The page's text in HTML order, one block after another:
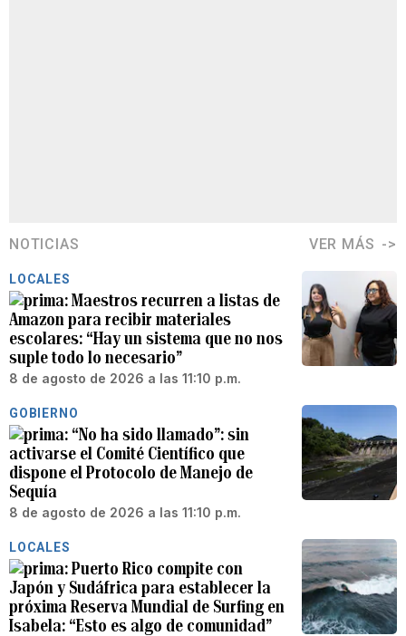
NOTICIAS VER MÁS
LOCALES
Maestros recurren a listas de
Amazon para recibir materiales
escolares: “Hay un sistema que no nos
suple todo lo necesario”
8 de agosto de 2026 a las 11:10 p.m.
GOBIERNO
“No ha sido llamado”: sin
activarse el Comité Científico que
dispone el Protocolo de Manejo de
Sequía
8 de agosto de 2026 a las 11:10 p.m.
LOCALES
Puerto Rico compite con
Japón y Sudáfrica para establecer la
próxima Reserva Mundial de Surfing en
Isabela: “Esto es algo de comunidad”